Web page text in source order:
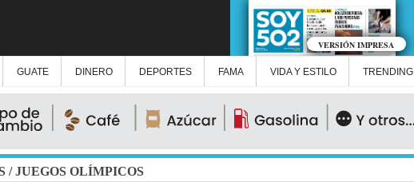
VERSIÓN IMPRESA
GUATE DINERO DEPORTES FAMA VIDA Y ESTILO TRENDING
/JUEGOS OLÍMPICOS